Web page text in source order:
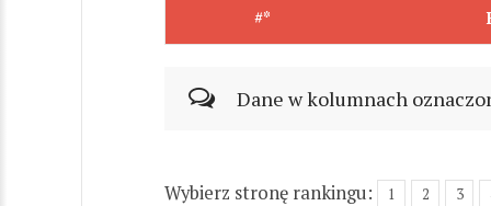
#*
Dane w kolumnach
Wybierz stronę rankingu: 1 2 3